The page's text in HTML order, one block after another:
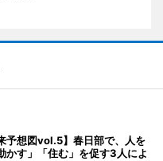
予想図vol.5】春日部で、人を
かす」「住む」を促す3人によ